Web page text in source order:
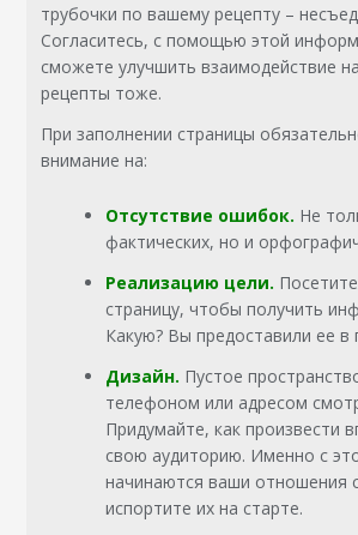
трубочки по вашему рецепту –
Согласитесь, с помощью этой
сможете улучшить взаимодействие
рецепты тоже.
При заполнении страницы
внимание на:
Отсутствие ошибок. Не
фактических, но и
Реализацию цели.
страницу, чтобы получить
Какую? Вы предоставили ее
Дизайн. Пустое
телефоном или адресом
Придумайте, как произвести
свою аудиторию. Именно с
начинаются ваши отношения
испортите их на старте.